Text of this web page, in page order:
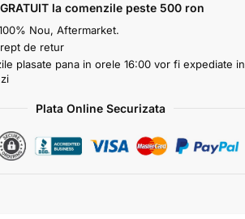
la comenzile peste 500 ron
Nou, Aftermarket.
de retur
plasate pana in orele 16:00 vor fi expediate in
Plata Online Securizata